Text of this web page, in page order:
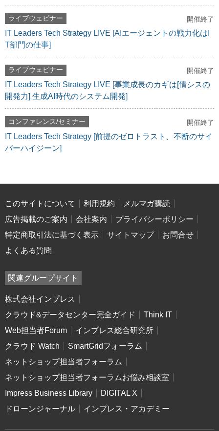
ライブウェビナー 開催終了
IT Leaders Tech Strategy LIVE [AIエージェントの戦力化はI
T部門の仕事]
ライブウェビナー 開催終了
IT Leaders Tech Strategy LIVE [事業成長のカギは[情シスの
開発力] 生成AI時代のシステム開発]
コンファレンス/セミナー 開催終了
IT Leaders Tech Strategy [前提のゼロトラスト、不断のサイ
バーハイジーン]
このサイトについて 利用規約
メルマガ購読
広告掲載のご案内
会社案内
プライバシーポリシー
特定商取引法に基づく表示
サイトマップ
お問合せ
よくある質問
関連グループサイト
株式会社インプレス
クラウド&データセンター完全ガイド
Think IT
Web担当者Forum
インプレス総合研究所
クラウド Watch
SmartGridフォーラム
ネットショップ担当者フォーラム
ネットショップ担当者フォーラムお悩み相談室
Impress Business Library
DIGITAL X
ドローンジャーナル
インプレス・アカデミー